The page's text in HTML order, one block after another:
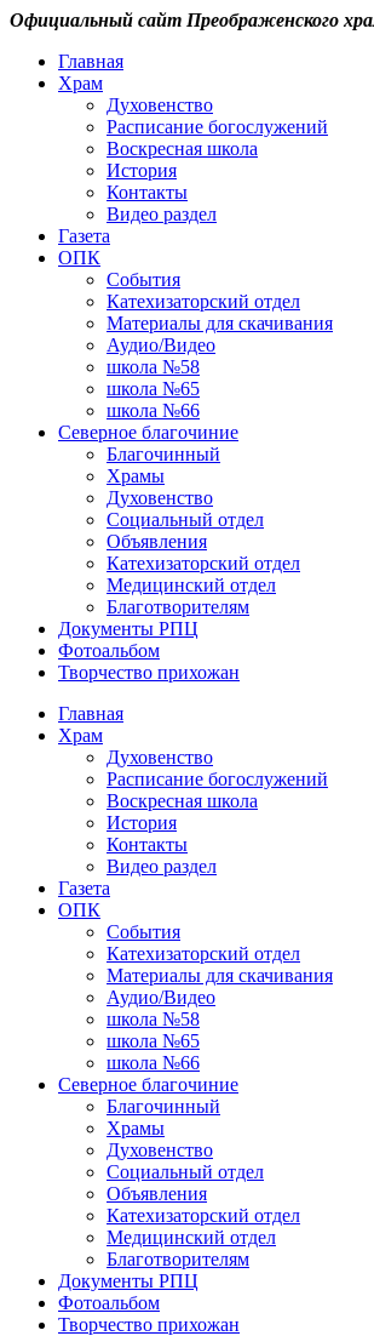
Официальный сайт Преображенского
Главная
Храм
Духовенство
Расписание богослужений
Воскресная школа
История
Контакты
Видео раздел
Газета
ОПК
События
Катехизаторский отдел
Материалы для скачивания
Аудио/Видео
школа №58
школа №65
школа №66
Северное благочиние
Благочинный
Храмы
Духовенство
Социальный отдел
Объявления
Катехизаторский отдел
Медицинский отдел
Благотворителям
Документы РПЦ
Фотоальбом
Творчество прихожан
Главная
Храм
Духовенство
Расписание богослужений
Воскресная школа
История
Контакты
Видео раздел
Газета
ОПК
События
Катехизаторский отдел
Материалы для скачивания
Аудио/Видео
школа №58
школа №65
школа №66
Северное благочиние
Благочинный
Храмы
Духовенство
Социальный отдел
Объявления
Катехизаторский отдел
Медицинский отдел
Благотворителям
Документы РПЦ
Фотоальбом
Творчество прихожан